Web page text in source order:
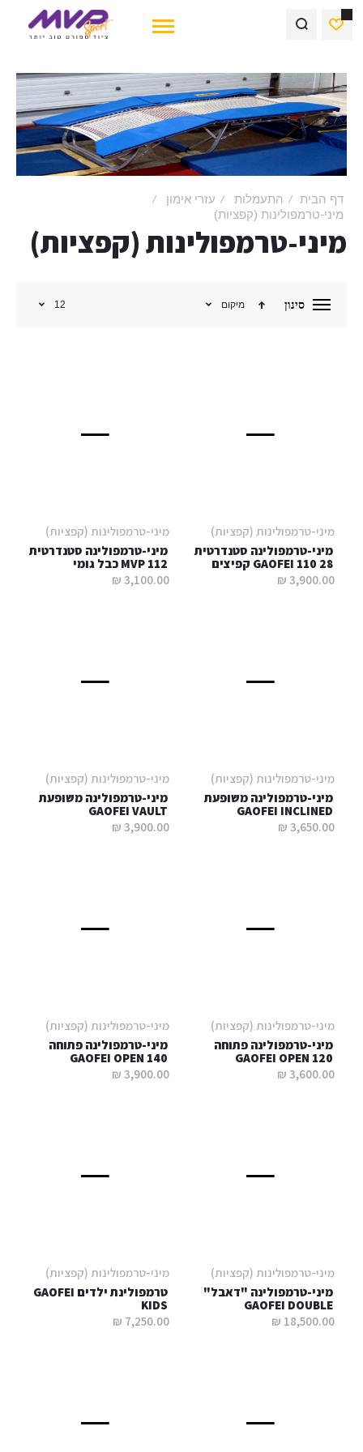
דף הבית התעמלות
עזרי אימון
מיני-טרמפולינות (קפציות)
מיני-טרמפולינות (קפציות)
סינון מיקום 12
מיני-טרמפולינות (קפציות)
מיני-טרמפולינה סטנדרטית
GAOFEI 110 28 קפיצים
3,900.00 ₪
מיני-טרמפולינות (קפציות)
מיני-טרמפולינה סטנדרטית
MVP 112 כבל גומי
3,100.00 ₪
מיני-טרמפולינות (קפציות)
מיני-טרמפולינה משופעת
GAOFEI INCLINED
3,650.00 ₪
מיני-טרמפולינות (קפציות)
מיני-טרמפולינה משופעת
GAOFEI VAULT
3,900.00 ₪
מיני-טרמפולינות (קפציות)
מיני-טרמפולינה פתוחה
GAOFEI OPEN 120
3,600.00 ₪
מיני-טרמפולינות (קפציות)
מיני-טרמפולינה פתוחה
GAOFEI OPEN 140
3,900.00 ₪
מיני-טרמפולינות (קפציות)
מיני-טרמפולינה "דאבל"
GAOFEI DOUBLE
18,500.00 ₪
מיני-טרמפולינות (קפציות)
טרמפולינת ילדים GAOFEI
KIDS
7,250.00 ₪